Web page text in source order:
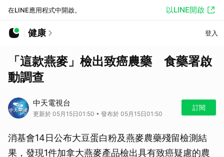
在LINE應用程式中開啟。 以LINE開啟
健康 登入
「這款燕麥」檢出致癌農藥 食藥署啟
動調查
中天電視台
更新於 05月15日01:50 • 發布於 05月15日01:50
訂閱
消基會14日公布大豆蛋白粉及燕麥農藥殘留檢測結
果，發現1件加拿大燕麥產品檢出具有致癌疑慮的農